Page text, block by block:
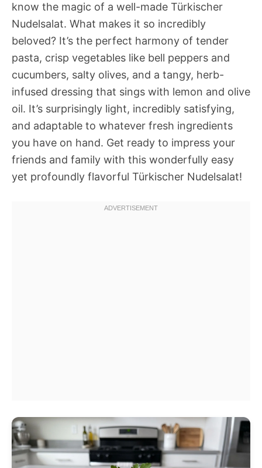
know the magic of a well-made Türkischer
Nudelsalat. What makes it so incredibly
beloved? It’s the perfect harmony of tender
pasta, crisp vegetables like bell peppers and
cucumbers, salty olives, and a tangy, herb-
infused dressing that sings with lemon and olive
oil. It’s surprisingly light, incredibly satisfying,
and adaptable to whatever fresh ingredients
you have on hand. Get ready to impress your
friends and family with this wonderfully easy
yet profoundly flavorful Türkischer Nudelsalat!